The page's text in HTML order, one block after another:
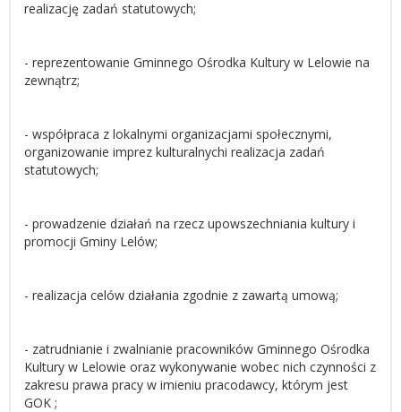
realizację zadań statutowych;
- reprezentowanie Gminnego Ośrodka Kultury w Lelowie na
zewnątrz;
- współpraca z lokalnymi organizacjami społecznymi,
organizowanie imprez kulturalnychi realizacja zadań
statutowych;
- prowadzenie działań na rzecz upowszechniania kultury i
promocji Gminy Lelów;
- realizacja celów działania zgodnie z zawartą umową;
- zatrudnianie i zwalnianie pracowników Gminnego Ośrodka
Kultury w Lelowie oraz wykonywanie wobec nich czynności z
zakresu prawa pracy w imieniu pracodawcy, którym jest
GOK ;